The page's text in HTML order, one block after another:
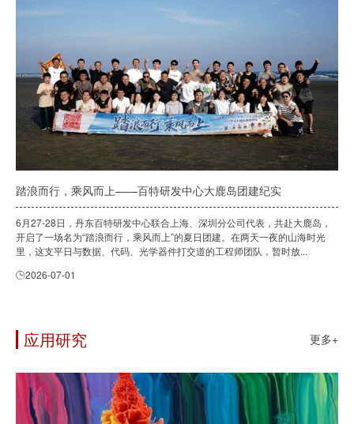
踏浪而行，乘风而上——百特研发中心大鹿岛团建纪实
6月27-28日，丹东百特研发中心联合上海、深圳分公司代表，共赴大鹿岛，
开启了一场名为“踏浪而行，乘风而上”的夏日团建。在两天一夜的山海时光
里，这支平日与数据、代码、光学器件打交道的工程师团队，暂时放...
2026-07-01
应用研究 更多+